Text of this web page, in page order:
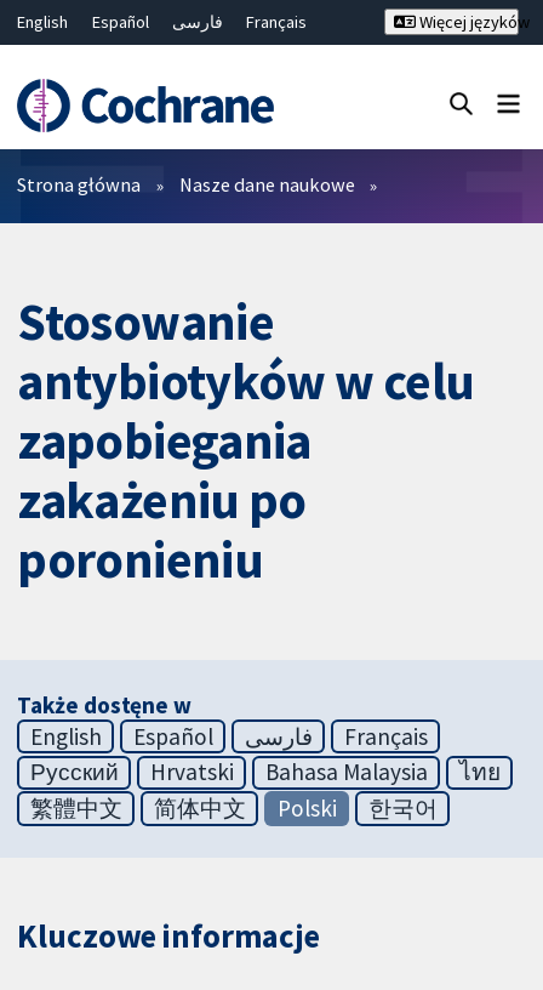
English Español فارسی
Français
Bahasa Malaysia
ไทย
繁體中文
简体中文
Więcej języków
Filtry
Strona główna Nasze dane naukowe
Stosowanie
antybiotyków w celu
zapobiegania
zakażeniu po
poronieniu
Także dostęne w
English
Español فارسی
Français
Русский
Hrvatski Bahasa Malaysia
ไทย
繁體中文
简体中文 Polski 한국어
Kluczowe informacje